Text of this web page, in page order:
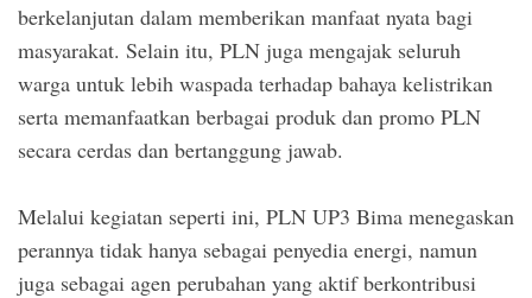
berkelanjutan dalam memberikan manfaat nyata bagi
masyarakat. Selain itu, PLN juga mengajak seluruh
warga untuk lebih waspada terhadap bahaya kelistrikan
serta memanfaatkan berbagai produk dan promo PLN
secara cerdas dan bertanggung jawab.
Melalui kegiatan seperti ini, PLN UP3 Bima menegaskan
perannya tidak hanya sebagai penyedia energi, namun
juga sebagai agen perubahan yang aktif berkontribusi